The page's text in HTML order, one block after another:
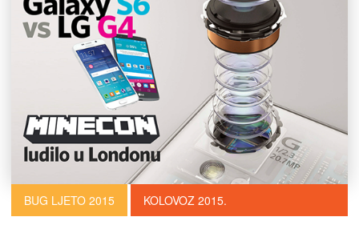
BUG LJETO 2015 KOLOVOZ 2015.